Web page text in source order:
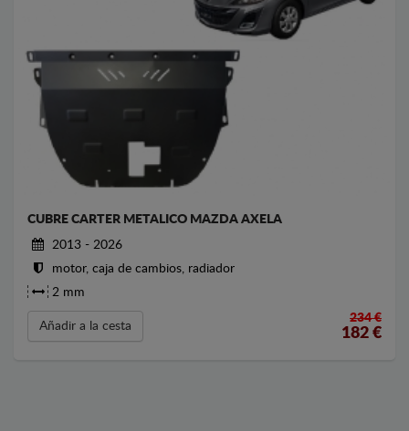
CUBRE CARTER METALICO MAZDA AXELA
2013 - 2026
motor, caja de cambios, radiador
2 mm
Añadir a la cesta
234 €
182 €